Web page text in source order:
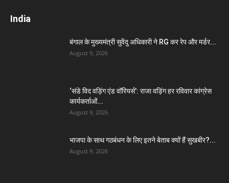
India
बंगाल के मुख्यमंत्री सुवेंदु अधिकारी ने RG कर रेप और मर्डर...
August 9, 2026
‘संडे विद वड़िंग एंड वॉरियर्स’: राजा वड़िंग हर रविवार कांग्रेस
कार्यकर्ताओं...
August 9, 2026
भाजपा के साथ गठबंधन के लिए इतने बेताब क्यों हैं सुखबीर?...
August 9, 2026